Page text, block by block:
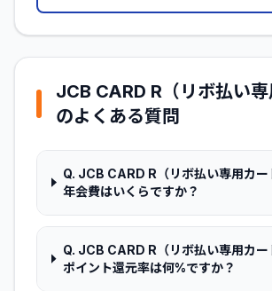
JCB CARD R（リボ払い専
のよくある質問
Q. JCB CARD R（リボ払い専用カー
年会費はいくらですか？
Q. JCB CARD R（リボ払い専用カー
ポイント還元率は何%ですか？